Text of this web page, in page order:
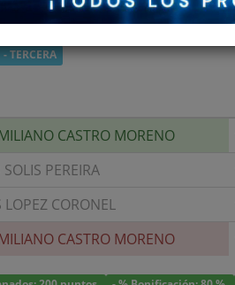
- TERCERA
CASTRO MORENO
PEREIRA
LOPEZ CORONEL
CASTRO MORENO